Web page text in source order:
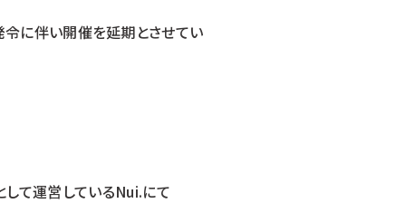
に伴い開催を延期とさせてい
て運営しているNui.にて